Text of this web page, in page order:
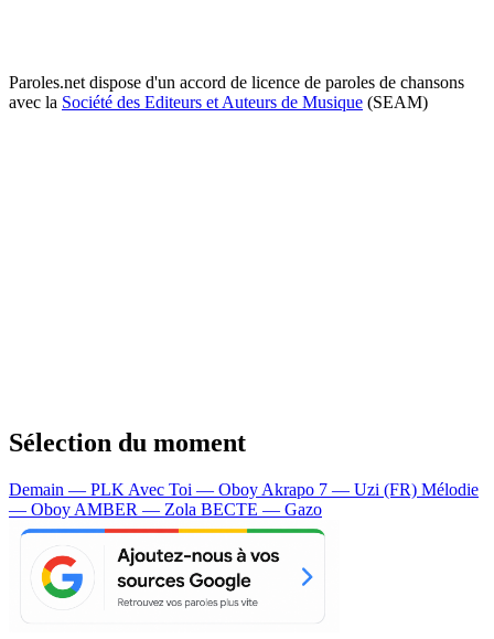
Paroles.net dispose d'un accord de licence de paroles de chansons
avec la Société des Editeurs et Auteurs de Musique (SEAM)
Sélection du moment
Demain — PLK Avec Toi — Oboy Akrapo 7 — Uzi (FR) Mélodie
— Oboy AMBER — Zola BECTE — Gazo